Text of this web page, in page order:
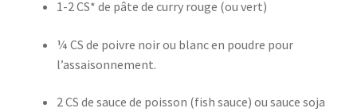
1-2 CS* de pâte de curry rouge (ou vert)
¼ CS de poivre noir ou blanc en poudre pour
l’assaisonnement.
2 CS de sauce de poisson (fish sauce) ou sauce soja